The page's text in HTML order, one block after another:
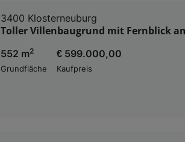
3400 Klosterneuburg
Toller Villenbaugrund mit Fernblick
552 m2
Grundfläche
€ 599.000,00
Kaufpreis